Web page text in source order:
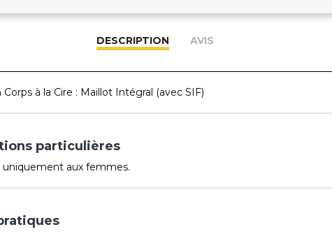
DESCRIPTION AVIS
Corps à la Cire : Maillot Intégral (avec SIF)
particulières
uniquement aux femmes.